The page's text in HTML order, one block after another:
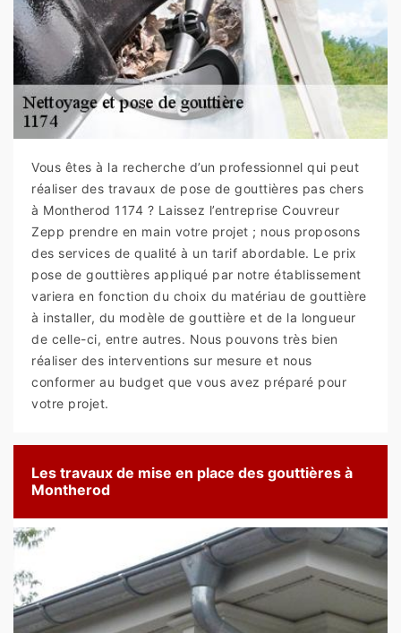
Vous êtes à la recherche d’un professionnel qui peut
réaliser des travaux de pose de gouttières pas chers
à Montherod 1174 ? Laissez l’entreprise Couvreur
Zepp prendre en main votre projet ; nous proposons
des services de qualité à un tarif abordable. Le prix
pose de gouttières appliqué par notre établissement
variera en fonction du choix du matériau de gouttière
à installer, du modèle de gouttière et de la longueur
de celle-ci, entre autres. Nous pouvons très bien
réaliser des interventions sur mesure et nous
conformer au budget que vous avez préparé pour
votre projet.
Les travaux de mise en place des gouttières à
Montherod